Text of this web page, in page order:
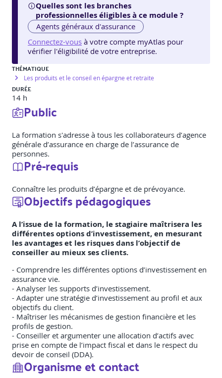
Quelles sont les branches
professionnelles éligibles à ce module ?
Agents généraux d'assurance
Connectez-vous à votre compte myAtlas pour
vérifier l'éligibilité de votre entreprise.
THÉMATIQUE
Les produits et le conseil en épargne et retraite
DURÉE
14 h
Public
La formation s'adresse à tous les collaborateurs d’agence
générale d’assurance en charge de l’assurance de
personnes.
Pré-requis
Connaître les produits d’épargne et de prévoyance.
Objectifs pédagogiques
A l’issue de la formation, le stagiaire maîtrisera les
différentes options d’investissement, en mesurant
les avantages et les risques dans l’objectif de
conseiller au mieux ses clients.
- Comprendre les différentes options d’investissement en
assurance vie.
- Analyser les supports d’investissement.
- Adapter une stratégie d’investissement au profil et aux
objectifs du client.
- Maîtriser les mécanismes de gestion financière et les
profils de gestion.
- Conseiller et argumenter une allocation d’actifs avec
prise en compte de l’impact fiscal et dans le respect du
devoir de conseil (DDA).
Organisme et contact